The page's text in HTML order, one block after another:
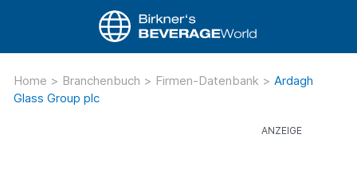
Home > Branchenbuch > Firmen-Datenbank > Ardagh
Glass Group plc